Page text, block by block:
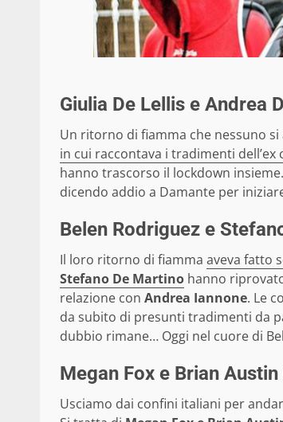
Giulia De Lellis e Andrea
Un ritorno di fiamma che nessuno si
in cui raccontava i tradimenti dell’ex
hanno trascorso il lockdown
dicendo addio a Damante per
Belen Rodriguez e
Il loro ritorno di fiamma aveva fatto
Stefano De Martino hanno
relazione con Andrea Iannone. Le
da subito di presunti tradimenti da
dubbio rimane… Oggi nel cuore di
Megan Fox e Brian Austin
Usciamo dai confini italiani per